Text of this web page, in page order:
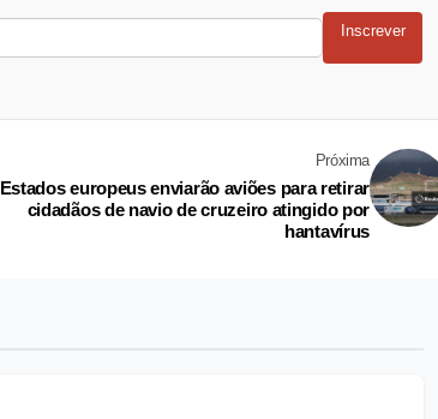
Inscrever
Próxima
Estados europeus enviarão aviões para retirar
cidadãos de navio de cruzeiro atingido por
hantavírus